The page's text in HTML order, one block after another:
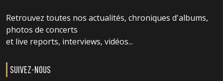
Retrouvez toutes nos actualités, chroniques d'albums,
photos de concerts
et live reports, interviews, vidéos...
SUIVEZ-NOUS